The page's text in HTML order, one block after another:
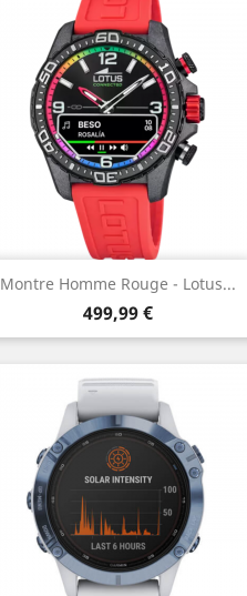
Montre Homme Rouge - Lotus...
Prix
499,99 €
Aperçu rapide